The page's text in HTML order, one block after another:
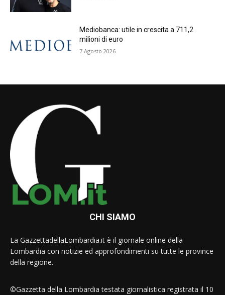
Mediobanca: utile in crescita a 711,2
milioni di euro
7 Agosto 2026
CHI SIAMO
La GazzettadellaLombardia.it è il giornale online della
Lombardia con notizie ed approfondimenti su tutte le province
della regione.
©Gazzetta della Lombardia testata giornalistica registrata il 10